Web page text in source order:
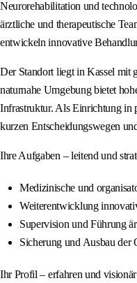
Neurorehabilitation und
ärztliche und therapeutische
entwickeln innovative
Der Standort liegt in Kassel mit
naturnahe Umgebung bietet
Infrastruktur. Als Einrichtung in
kurzen Entscheidungswegen
Ihre Aufgaben – leitend und
Medizinische und
Weiterentwicklung
Supervision und Führung
Sicherung und Ausbau der
Ihr Profil – erfahren und